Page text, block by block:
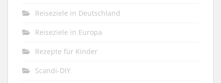
Reiseziele in Deutschland
Reiseziele in Europa
Rezepte für Kinder
Scandi-DIY